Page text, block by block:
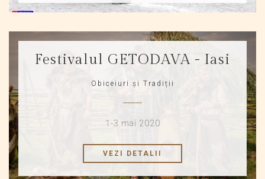
Festivalul GETODAVA - Iasi
Obiceiuri și Tradiții
1-3 mai 2020
VEZI DETALII